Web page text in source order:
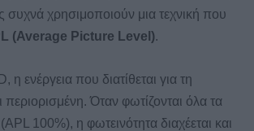
συχνά χρησιμοποιούν μια τεχνική που
(Average Picture Level).
η ενέργεια που διατίθεται για τη
περιορισμένη. Όταν φωτίζονται όλα τα
100%), η φωτεινότητα διαχέεται και